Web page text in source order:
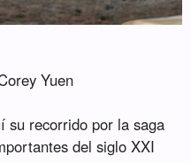
Yuen
su recorrido por la saga
del siglo XXI